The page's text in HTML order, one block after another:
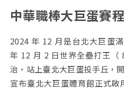
中華職棒大巨蛋賽程
2024 年 12 月是台北大巨蛋
年 12 月 2 日世界全壘打王（
治，站上臺北大巨蛋投手丘，
宣布臺北大巨蛋體育館正式